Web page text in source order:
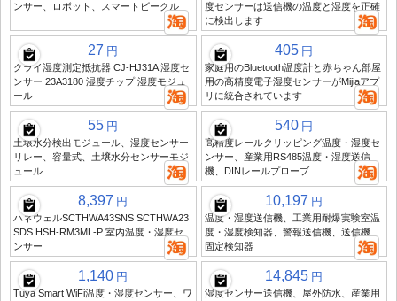
ンサー、ロボット、スマートビークル
度センサーは送信機の温度と湿度を正確
に検出します
27 円
クライ湿度測定抵抗器 CJ-HJ31A 湿度セ
ンサー 23A3180 湿度チップ 湿度モジュ
ール
405 円
家庭用のBluetooth温度計と赤ちゃん部屋
用の高精度電子湿度センサーがMijiaアプ
リに統合されています
55 円
土壌水分検出モジュール、湿度センサー
リレー、容量式、土壌水分センサーモジ
ュール
540 円
高精度レールクリッピング温度・湿度セ
ンサー、産業用RS485温度・湿度送信
機、DINレールプローブ
8,397 円
ハネウェルSCTHWA43SNS SCTHWA23
SDS HSH-RM3ML-P 室内温度・湿度セ
ンサー
10,197 円
温度・湿度送信機、工業用耐爆実験室温
度・湿度検知器、警報送信機、送信機、
固定検知器
1,140 円
Tuya Smart WiFi温度・湿度センサー、ワ
14,845 円
湿度センサー送信機、屋外防水、産業用